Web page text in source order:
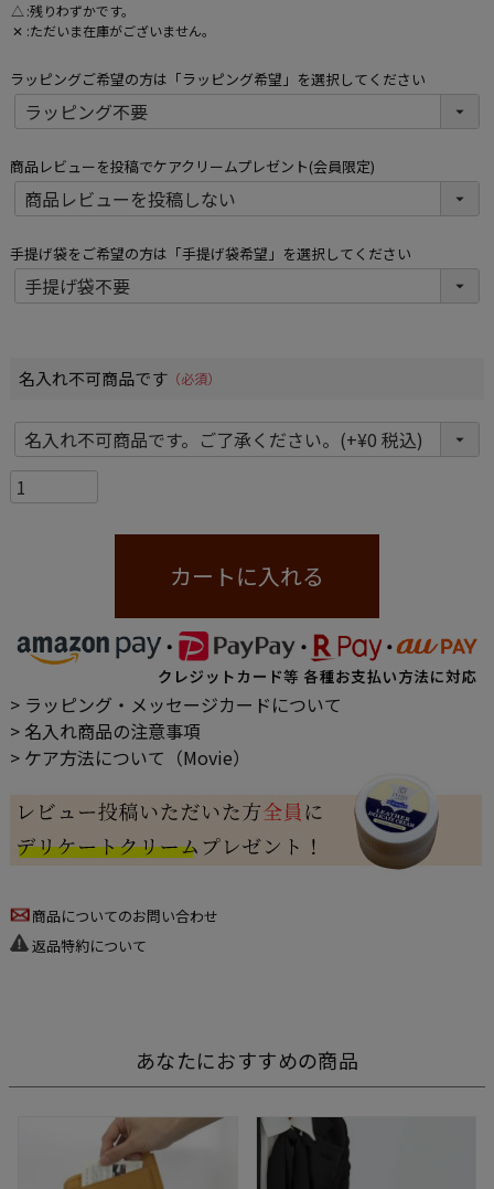
△ 残りわずかです。
✕ ただいま在庫がございません。
ラッピングご希望の方は「ラッピング希望」を選択してください
商品レビューを投稿でケアクリームプレゼント(会員限定)
手提げ袋をご希望の方は「手提げ袋希望」を選択してください
名入れ不可商品です
カートに入れる
> ラッピング・メッセージカードについて
> 名入れ商品の注意事項
> ケア方法について（Movie）
商品についてのお問い合わせ
返品特約について
あなたにおすすめの商品